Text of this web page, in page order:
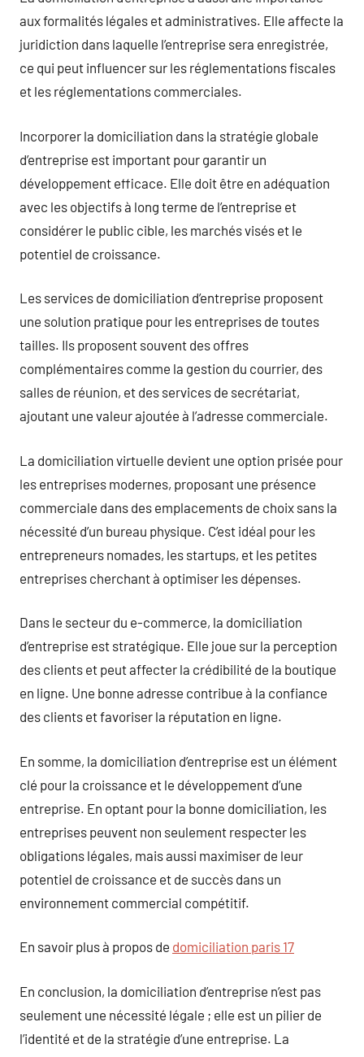
aux formalités légales et administratives. Elle affecte la
juridiction dans laquelle l’entreprise sera enregistrée,
ce qui peut influencer sur les réglementations fiscales
et les réglementations commerciales.
Incorporer la domiciliation dans la stratégie globale
d’entreprise est important pour garantir un
développement efficace. Elle doit être en adéquation
avec les objectifs à long terme de l’entreprise et
considérer le public cible, les marchés visés et le
potentiel de croissance.
Les services de domiciliation d’entreprise proposent
une solution pratique pour les entreprises de toutes
tailles. Ils proposent souvent des offres
complémentaires comme la gestion du courrier, des
salles de réunion, et des services de secrétariat,
ajoutant une valeur ajoutée à l’adresse commerciale.
La domiciliation virtuelle devient une option prisée pour
les entreprises modernes, proposant une présence
commerciale dans des emplacements de choix sans la
nécessité d’un bureau physique. C’est idéal pour les
entrepreneurs nomades, les startups, et les petites
entreprises cherchant à optimiser les dépenses.
Dans le secteur du e-commerce, la domiciliation
d’entreprise est stratégique. Elle joue sur la perception
des clients et peut affecter la crédibilité de la boutique
en ligne. Une bonne adresse contribue à la confiance
des clients et favoriser la réputation en ligne.
En somme, la domiciliation d’entreprise est un élément
clé pour la croissance et le développement d’une
entreprise. En optant pour la bonne domiciliation, les
entreprises peuvent non seulement respecter les
obligations légales, mais aussi maximiser de leur
potentiel de croissance et de succès dans un
environnement commercial compétitif.
En savoir plus à propos de domiciliation paris 17
En conclusion, la domiciliation d’entreprise n’est pas
seulement une nécessité légale ; elle est un pilier de
l’identité et de la stratégie d’une entreprise. La